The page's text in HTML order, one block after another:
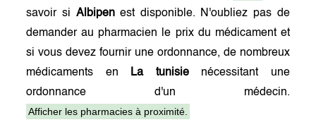
savoir si Albipenest disponible. N'oubliez pas de
demander au pharmacien le prix du médicament et
si vous devez fournir une ordonnance, de nombreux
médicaments en
La tunisienécessitant une
ordonnance d'un médecin.
Afficher les pharmacies à proximité.